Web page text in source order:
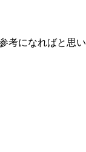
考になればと思い